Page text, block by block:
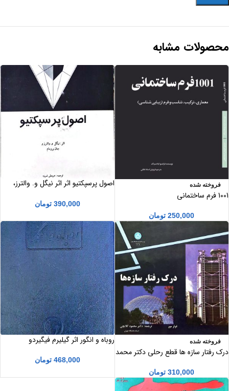
محصولات مشابه
فروخته شده
1001 فرم ساختمانی
250,000 تومان
اصول پرسپکتیو اثر اثر نیگل‌ و. والترز،
390,000 تومان
فروخته شده
درک رفتار سازه ها قطع رحلی دکتر محمد
310,000 تومان
روباه و انگور اثر گیلیرم فیگیردو
468,000 تومان